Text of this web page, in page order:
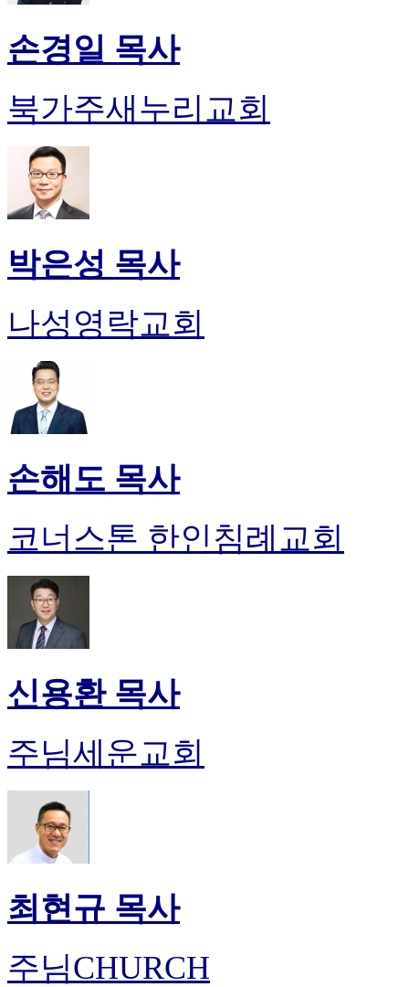
손경일 목사
북가주새누리교회
박은성 목사
나성영락교회
손해도 목사
코너스톤 한인침례교회
신용환 목사
주님세운교회
최현규 목사
주님CHURCH